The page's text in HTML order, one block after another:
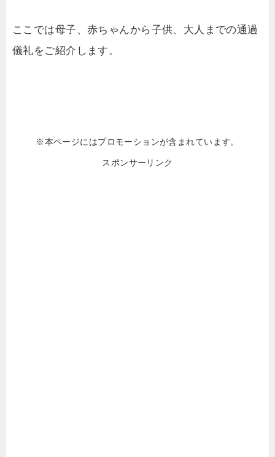
ここでは母子、赤ちゃんから子供、大人までの通過
儀礼をご紹介します。
※本ページにはプロモーションが含まれています。
スポンサーリンク